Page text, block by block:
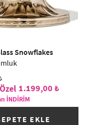
Snowflakes
1.199,00 ₺
İNDİRİM
EKLE